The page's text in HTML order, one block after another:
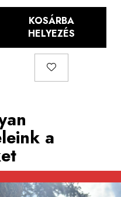
KOSÁRBA
HELYEZÉS
a